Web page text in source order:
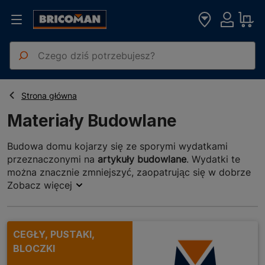
Strona główna
Materiały Budowlane
Materiały Budowlane
Budowa domu kojarzy się ze sporymi wydatkami
przeznaczonymi na artykuły budowlane. Wydatki te
można znacznie zmniejszyć, zaopatrując się w dobrze
przemyślane i najwyższej jakości produkty, dostępne w
producentów. Wszystkie dostępne w naszym sklepie
artykuły zostały starannie wyselekcjonowane, aby
sprostać wysokim oczekiwaniom wszystkich
Zobacz więcej
CEGŁY, PUSTAKI,
BLOCZKI